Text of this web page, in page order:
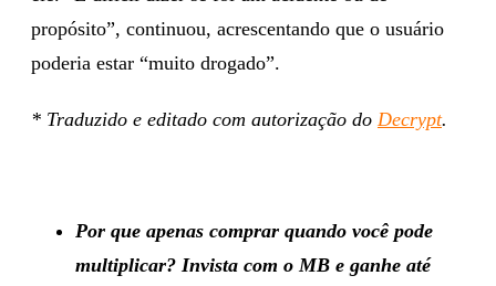
propósito”, continuou, acrescentando que o usuário
poderia estar “muito drogado”.
* Traduzido e editado com autorização do Decrypt.
Por que apenas comprar quando você pode
multiplicar? Invista com o MB e ganhe até